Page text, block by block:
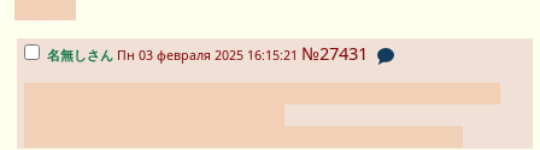
名無しさん Пн 03 февраля 2025 16:15:21 №27431